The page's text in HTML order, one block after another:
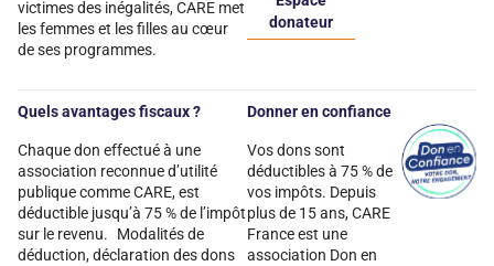
victimes des inégalités, CARE met
les femmes et les filles au cœur
de ses programmes.
donateur
Quels avantages fiscaux ?
Chaque don effectué à une
association reconnue d’utilité
publique comme CARE, est
déductible jusqu’à 75 % de l’impôt
sur le revenu. Modalités de
déduction, déclaration des dons
Donner en confiance
Vos dons sont
déductibles à 75 % de
vos impôts. Depuis
plus de 15 ans, CARE
France est une
association Don en